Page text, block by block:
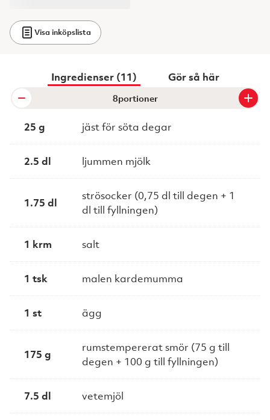
Visa inköpslista
Ingredienser (11) Gör så här
portioner
25 g jäst för söta degar
2.5 dl ljummen mjölk
1.75 dl
strösocker (0,75 dl till degen + 1
dl till fyllningen)
1 krm salt
1 tsk malen kardemumma
1 st ägg
175 g
rumstempererat smör (75 g till
degen + 100 g till fyllningen)
7.5 dl vetemjöl